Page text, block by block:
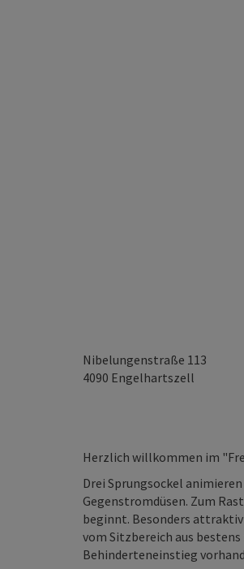
Nibelungenstraße 113
4090 Engelhartszell
Herzlich willkommen im
Drei Sprungsockel
Gegenstromdüsen. Zum
beginnt. Besonders
vom Sitzbereich aus
Behinderteneinstieg